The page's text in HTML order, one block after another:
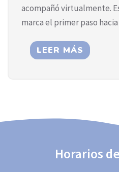
acompañó virtualmente.
marca el primer paso hacia
Horarios